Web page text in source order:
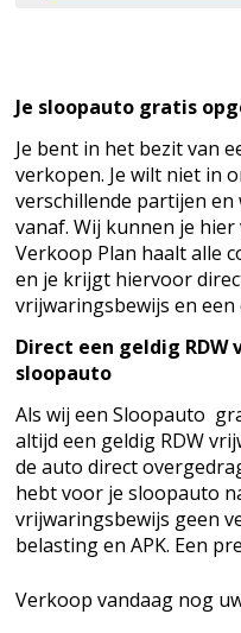
Je sloopauto gratis
Je bent in het bezit van
verkopen. Je wilt niet in
verschillende partijen
vanaf. Wij kunnen je
Verkoop Plan haalt alle
en je krijgt hiervoor
vrijwaringsbewijs en
Direct een geldig
sloopauto
Als wij een Sloopauto
altijd een geldig RDW
de auto direct
hebt voor je sloopauto
vrijwaringsbewijs geen
belasting en APK. Een
Verkoop vandaag nog